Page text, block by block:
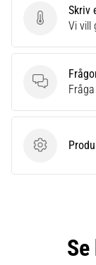
Skriv en
Skriv
Vi vill
Frågor